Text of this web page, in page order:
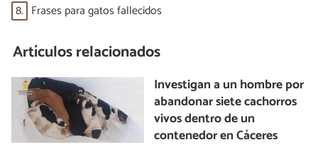
8. Frases para gatos fallecidos
Artículos relacionados
Investigan a un hombre por
abandonar siete cachorros
vivos dentro de un
contenedor en Cáceres